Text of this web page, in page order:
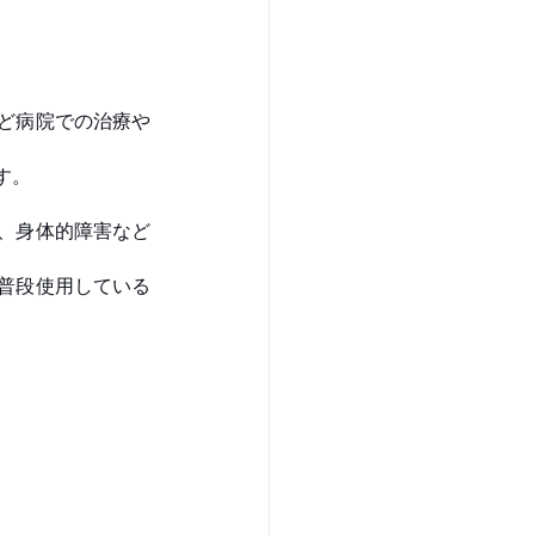
病院での治療や
。
身体的障害など
段使用している